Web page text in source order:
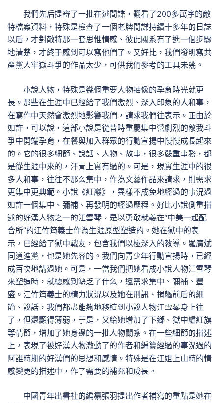
我們先后提審了一批在逃間諜，翻看了200多萬字的敵
特檔案資料，特殊是檢查了一個老牌間諜持續十多年的日誌
以后，才對敵特那一套思惟情感、彼此關系有了進一個步驟
地清楚，才終于感到可以寫他們了。又好比，我們發明寫共
產黨人牢獄斗爭的作品太少，可供我們參考的工具未幾。
小說人物，特殊是幾個重要人物抽像的孕育時光就更
長。那些在生涯中已經給了我們激烈、深入印象的人和事，
在寫作中天然會激烈地影響我們，請求我們往表示。正由於
如許，可以說，這部小說是從昔時重慶集中營劇烈的敵我斗
爭中開端孕育，在餐與加入群眾的行動宣揚中慢慢成長起來
的。它的很多細節、說話、人物、故事，很多嚴重事務，都
是從生涯中來的，汗青上實有過的。可是，現實生涯中的很
多人和事，往往不那么集中，作為文藝作品來請求，則需求
更集中更典範。小說《紅巖》，異樣不成免地經過的事況過
如許一個集中、彌補、再發明的經過歷程。好比小說側重描
述的好漢人物之一的江雪琴，是以勇敢就義在“中美一起配
合所”的江竹筠義士作為生涯原型塑造的。她在獄中的表
示，已經給了獄中戰友，包含我們以極深入的教導。羅廣斌
同道進黨，也是她先容的。我們向青少年行動宣揚時，已經
成百次地講過她。可是，一當我們把她看成小說人物江雪琴
來塑造時，就總感到缺乏了什么，還需求集中、彌補、豐
盛。江竹筠義士的精力狀況以及她在刑訊、捐軀前后的細
節、說話，我們都盡能夠地移植到小說人物江雪琴身上往
了，但還顯得薄弱，于是，又給她增加了下鄉、獄中繡紅旗
等情節，增加了她身邊的一批人物關系。在一些細節的描述
上，表現了被好漢人物激動了的作者和編纂經過的事況過的
阿誰時期的好漢們的思想和感情。特殊是在江姐上山時的情
感變更的描述中，作了需要的補充和成長。
中國青年出書社的編纂張羽提出作者補寫的重點是她在